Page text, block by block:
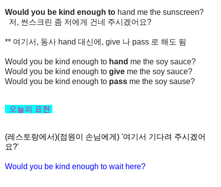
Would you be kind enough to hand me the sunscreen?
저, 썬스크린 좀 저에게 건네 주시겠어요?
** 여기서, 동사 hand 대신에, give 나 pass 로 해도 됨
Would you be kind enough to hand me the soy sauce?
Would you be kind enough to give me the soy sauce?
Would you be kind enough to pass me the soy sause?
오늘의 표현
(레스토랑에서)(점원이 손님에게) '여기서 기다려 주시겠어
요?'
Would you be kind enough to wait here?